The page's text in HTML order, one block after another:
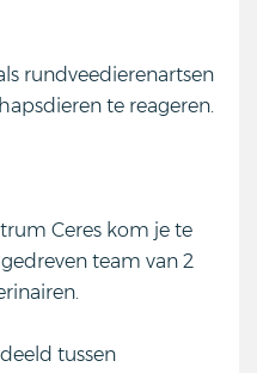
rundveedierenartsen
te reageren.
Ceres kom je te
team van 2
tussen